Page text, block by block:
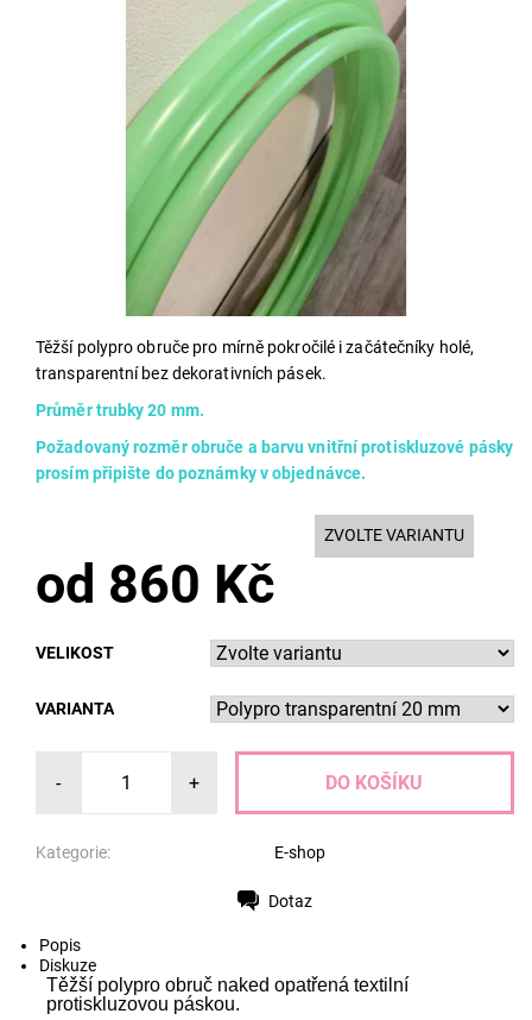
Těžší polypro obruče pro mírně pokročilé i začátečníky holé,
transparentní bez dekorativních pásek.
Průměr trubky 20 mm.
Požadovaný rozměr obruče a barvu vnitřní protiskluzové pásky
prosím připište do poznámky v objednávce.
ZVOLTE VARIANTU
od 860 Kč
VELIKOST
VARIANTA
- +
Kategorie: E-shop
Dotaz
Popis
Diskuze
Těžší polypro obruč naked opatřená textilní
protiskluzovou páskou.